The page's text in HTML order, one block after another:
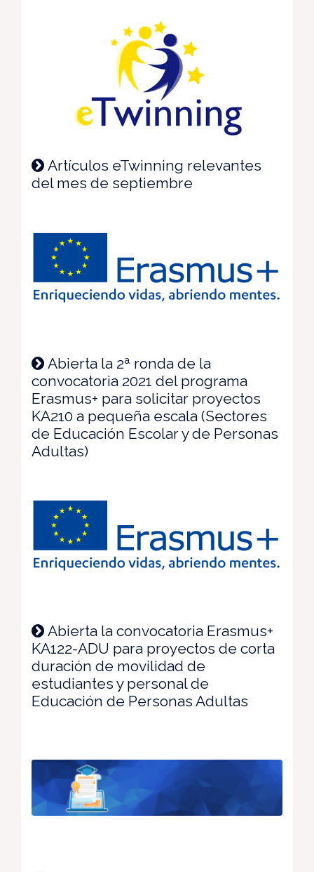
Artículos eTwinning relevantes
del mes de septiembre
Abierta la 2ª ronda de la
convocatoria 2021 del programa
Erasmus+ para solicitar proyectos
KA210 a pequeña escala (Sectores
de Educación Escolar y de Personas
Adultas)
Abierta la convocatoria Erasmus+
KA122-ADU para proyectos de corta
duración de movilidad de
estudiantes y personal de
Educación de Personas Adultas